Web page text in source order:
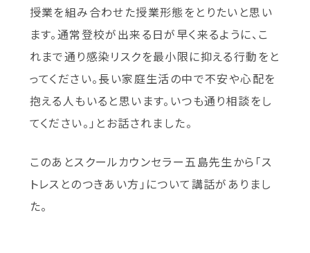
授業を組み合わせた授業形態をとりたいと思い
ます。通常登校が出来る日が早く来るように、こ
れまで通り感染リスクを最小限に抑える行動をと
ってください。長い家庭生活の中で不安や心配を
抱える人もいると思います。いつも通り相談をし
てください。」とお話されました。
このあとスクールカウンセラー五島先生から「ス
トレスとのつきあい方」について講話がありまし
た。